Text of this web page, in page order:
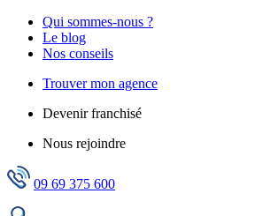
Qui sommes-nous ?
Le blog
Nos conseils
Trouver mon agence
Devenir franchisé
Nous rejoindre
09 69 375 600